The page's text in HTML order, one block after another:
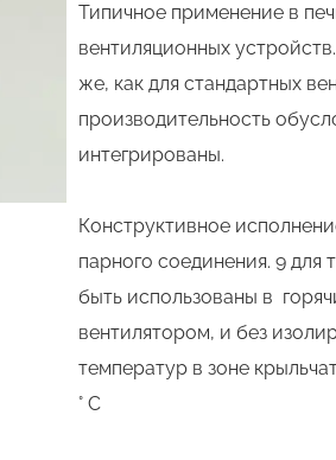
Типичное применение в
вентиляционных
же, как для стандартных
производительность
интегрированы.
Конструктивное
парного соединения. 9
быть использованы в
вентилятором, и без
температур в зоне
° C